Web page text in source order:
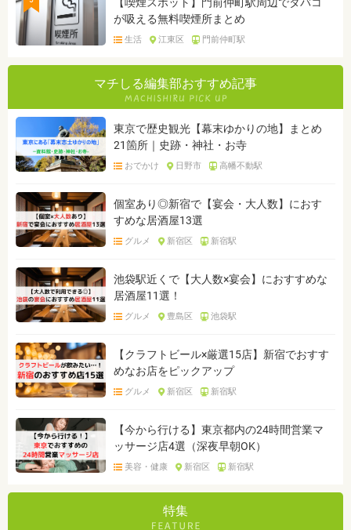
が吸える無料喫煙所まとめ
生活 江東区 門前仲町駅
マチしる編集部おすすめ記事
東京で歴史観光【幕末ゆかりの地】まとめ
21箇所｜史跡・神社・お寺
おでかけ 日野市 高幡不動駅
個室あり◎新宿で【宴会・大人数】におす
すめな居酒屋13選
グルメ 新宿区 新宿駅
池袋駅近くで【大人数×宴会】におすすめな
居酒屋11選！
グルメ 豊島区 池袋駅
【クラフトビール×厳選15店】新宿でおすす
めなお店をピックアップ
グルメ 新宿区 新宿駅
【今から行ける】東京都内の24時間営業マ
ッサージ店4選（深夜早朝OK）
美容・健康 新宿区 新宿駅
特集